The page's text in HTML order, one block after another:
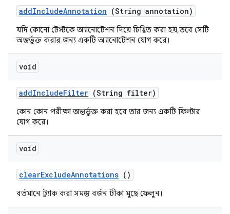
addIncludeAnnotation (String annotation)
যদি কোনো টেস্টকে অ্যানোটেশন দিয়ে চিহ্নিত করা হয়, তবে সেটি
অন্তর্ভুক্ত করার জন্য একটি অ্যানোটেশন যোগ করে।
void
addIncludeFilter (String filter)
কোন কোন পরীক্ষা অন্তর্ভুক্ত করা হবে তার জন্য একটি ফিল্টার
যোগ করে।
void
clearExcludeAnnotations ()
বর্তমানে ট্র্যাক করা সমস্ত বর্জন টীকা মুছে ফেলুন।